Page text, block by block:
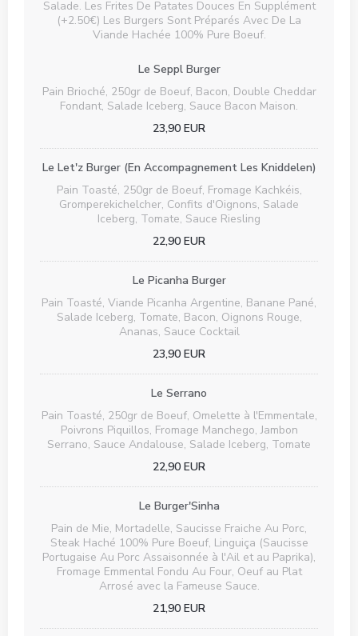
Salade. Les Frites De Patates Douces En Supplément
(+2.50€) Les Burgers Sont Préparés Avec De La
Viande Hachée 100% Pure Boeuf.
Le Seppl Burger
Pain Brioché, 250gr de Boeuf, Bacon, Double Cheddar
Fondant, Salade Iceberg, Sauce Bacon Maison.
23,90 EUR
Le Let'z Burger (En Accompagnement Les Kniddelen)
Pain Toasté, 250gr de Boeuf, Fromage Kachkéis,
Gromperekichelcher, Confits d'Oignons, Salade
Iceberg, Tomate, Sauce Riesling
22,90 EUR
Le Picanha Burger
Pain Toasté, Viande Picanha Argentine, Banane Pané,
Salade Iceberg, Tomate, Bacon, Oignons Rouge,
Ananas, Sauce Cocktail
23,90 EUR
Le Serrano
Pain Toasté, 250gr de Boeuf, Omelette à l'Emmentale,
Poivrons Piquillos, Fromage Manchego, Jambon
Serrano, Sauce Andalouse, Salade Iceberg, Tomate
22,90 EUR
Le Burger'Sinha
Pain de Mie, Mortadelle, Saucisse Fraiche Au Porc,
Steak Haché 100% Pure Boeuf, Linguiça (Saucisse
Portugaise Au Porc Assaisonnée à l'Ail et au Paprika),
Fromage Emmental Fondu Au Four, Oeuf au Plat
Arrosé avec la Fameuse Sauce.
21,90 EUR